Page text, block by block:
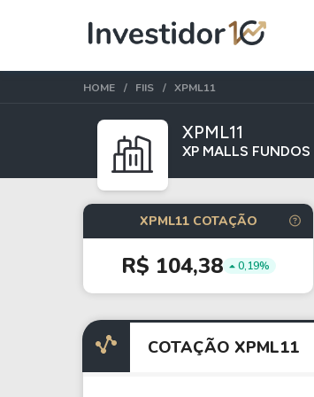
Assuntos do momento
Índice
Ibovespa
Commodity
Petróleo
Ações
Taesa
Itausa
Ambev
FIIs
XPML11
RECR11
HOME FIIS XPML11
XPML11
XP MALLS FUNDOS
XPML11 COTAÇÃO
R$ 104,38 0,19%
COTAÇÃO XPML11